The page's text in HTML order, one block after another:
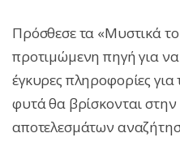
Πρόσθεσε τα «Μυστικά
προτιμώμενη πηγή για να
έγκυρες πληροφορίες
φυτά θα βρίσκονται
αποτελεσμάτων